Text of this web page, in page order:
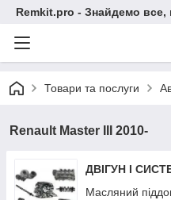
Remkit.pro - Знайдемо все,
Товари та послуги
Renault Master III 2010-
ДВІГУН І
Масляний